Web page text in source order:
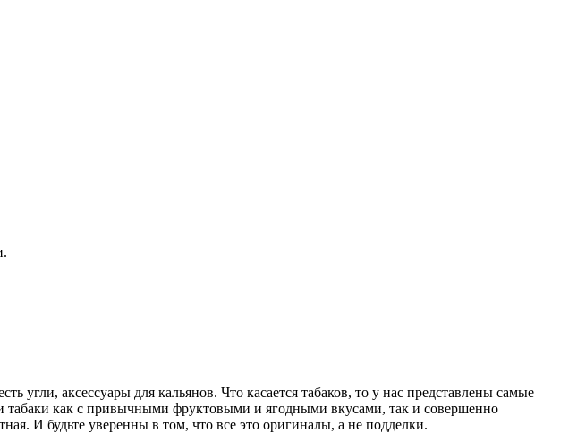
аксессуары для кальянов. Что касается табаков, то у нас представлены самые
как с привычными фруктовыми и ягодными вкусами, так и совершенно
И будьте уверенны в том, что все это оригиналы, а не подделки.